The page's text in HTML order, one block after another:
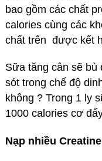
bao gồm các chất
calories cùng các
chất trên được kết
Sữa tăng cân sẽ
sót trong chế độ
không ? Trong 1 ly
1000 calories cơ
Nạp nhiều